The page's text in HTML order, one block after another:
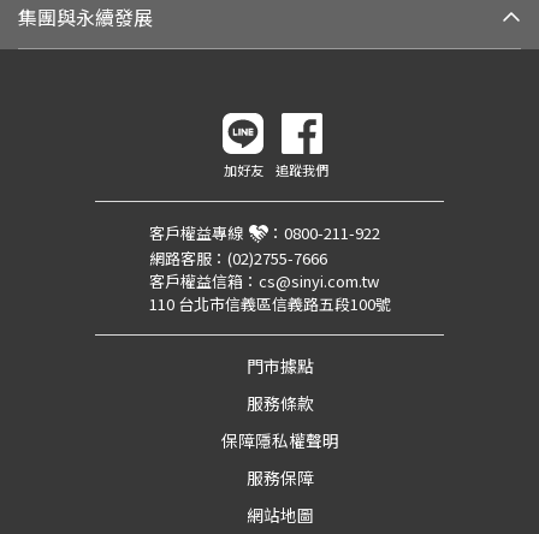
集團與永續發展
加好友 追蹤我們
客戶權益專線 ： 0800-211-922
網路客服： (02)2755-7666
客戶權益信箱： cs@sinyi.com.tw
110 台北市信義區信義路五段100號
門市據點
服務條款
保障隱私權聲明
服務保障
網站地圖